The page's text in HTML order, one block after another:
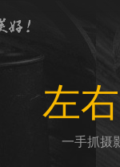
左
一手抓摄